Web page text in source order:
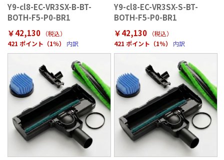
Y9-cl8-EC-VR3SX-B-BT-
BOTH-F5-P0-BR1
￥42,130
（税込）
421 ポイント（1％）
内訳
Y9-cl8-EC-VR3SX-S-BT-
BOTH-F5-P0-BR1
￥42,130
（税込）
421 ポイント（1％）
内訳